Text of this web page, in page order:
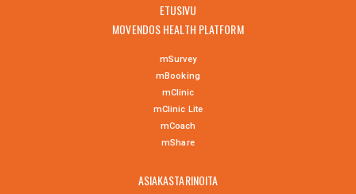
ETUSIVU
MOVENDOS HEALTH PLATFORM
mSurvey
mBooking
mClinic
mClinic Lite
mCoach
mShare
ASIAKASTARINOITA